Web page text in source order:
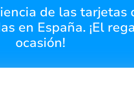
de las tarjetas
en España. ¡El
ocasión!